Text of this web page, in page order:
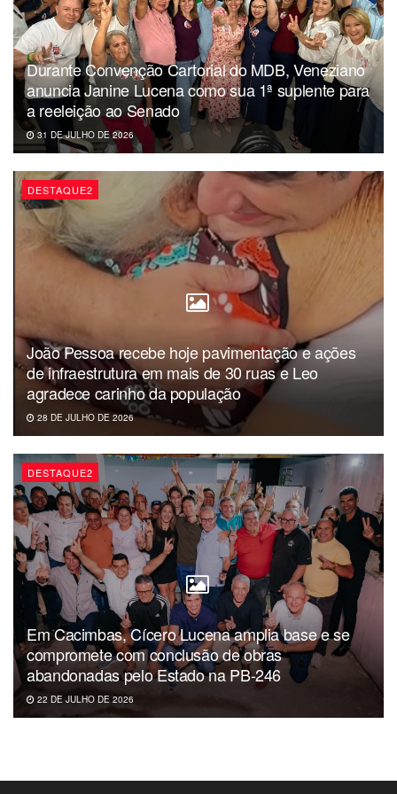
decisão final caberá ao plenário da Corte.
Durante Convenção Cartorial do MDB, Veneziano
anuncia Janine Lucena como sua 1ª suplente para
a reeleição ao Senado
31 DE JULHO DE 2026
DESTAQUE2
João Pessoa recebe hoje pavimentação e ações
de infraestrutura em mais de 30 ruas e Leo
agradece carinho da população
28 DE JULHO DE 2026
DESTAQUE2
Em Cacimbas, Cícero Lucena amplia base e se
compromete com conclusão de obras
abandonadas pelo Estado na PB-246
22 DE JULHO DE 2026